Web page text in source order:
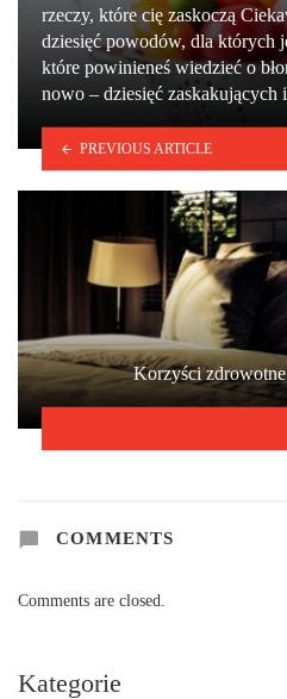
rzeczy, które cię zaskoczą
dziesięć powodów, dla których
które powinieneś wiedzieć o
nowo – dziesięć zaskakujących
PREVIOUS ARTICLE
Korzyści
COMMENTS
Comments are closed.
Kategorie